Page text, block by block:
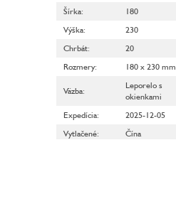
Šírka:
180
Výška:
230
Chrbát:
20
Rozmery: 180 x 230 mm
Väzba:
Leporelo s
okienkami
Expedícia:
2025-12-05
Vytlačené: Čína